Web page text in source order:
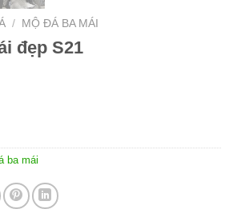
/ MỘ ĐÁ BA MÁI
đẹp S21
ba mái